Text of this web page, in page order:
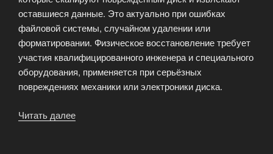
оставшиеся данные. Это актуально при ошибках
файловой системы, случайном удалении или
форматировании. Физическое восстановление требует
участия квалифицированного инженера и специального
оборудования, применяется при серьёзных
повреждениях механики или электроники диска.
Читать далее